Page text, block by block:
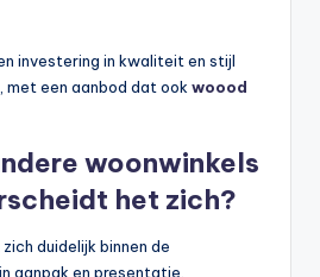
investering in kwaliteit en stijl
met een aanbod dat ook woood
woonwinkels
het zich?
duidelijk binnen de
aanpak en presentatie.